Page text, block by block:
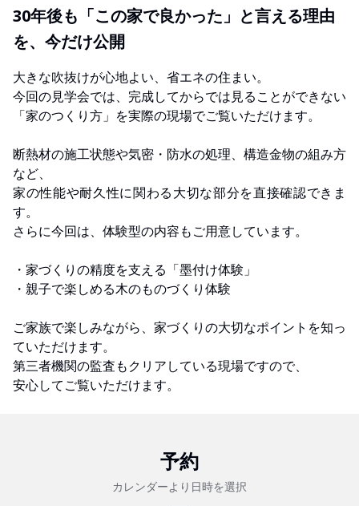
30年後も「この家で良かった」と言える理由
を、今だけ公開
大きな吹抜けが心地よい、省エネの住まい。
今回の見学会では、完成してからでは見ることができない
「家のつくり方」を実際の現場でご覧いただけます。
断熱材の施工状態や気密・防水の処理、構造金物の組み方
など、
家の性能や耐久性に関わる大切な部分を直接確認できま
す。
さらに今回は、体験型の内容もご用意しています。
・家づくりの精度を支える「墨付け体験」
・親子で楽しめる木のものづくり体験
ご家族で楽しみながら、家づくりの大切なポイントを知っ
ていただけます。
第三者機関の監査もクリアしている現場ですので、
安心してご覧いただけます。
予約
カレンダーより日時を選択